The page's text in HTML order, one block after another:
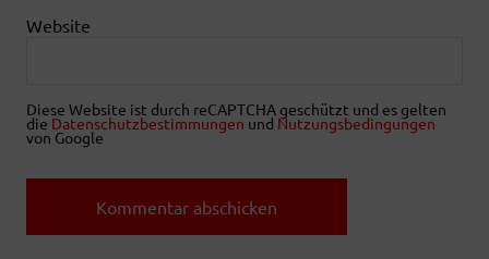
Website
Diese Website ist durch reCAPTCHA geschützt und es gelten
die Datenschutzbestimmungen und Nutzungsbedingungen
von Google